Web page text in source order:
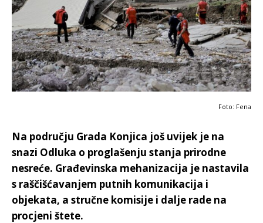
Foto: Fena
Na području Grada Konjica još uvijek je na
snazi Odluka o proglašenju stanja prirodne
nesreće. Građevinska mehanizacija je nastavila
s raščišćavanjem putnih komunikacija i
objekata, a stručne komisije i dalje rade na
procjeni štete.